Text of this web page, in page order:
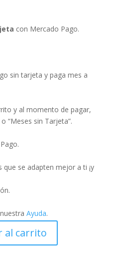
con Mercado Pago.
sin tarjeta y paga mes a
y al momento de pagar,
“Meses sin Tarjeta”.
que se adapten mejor a ti ¡y
Ayuda.
al carrito